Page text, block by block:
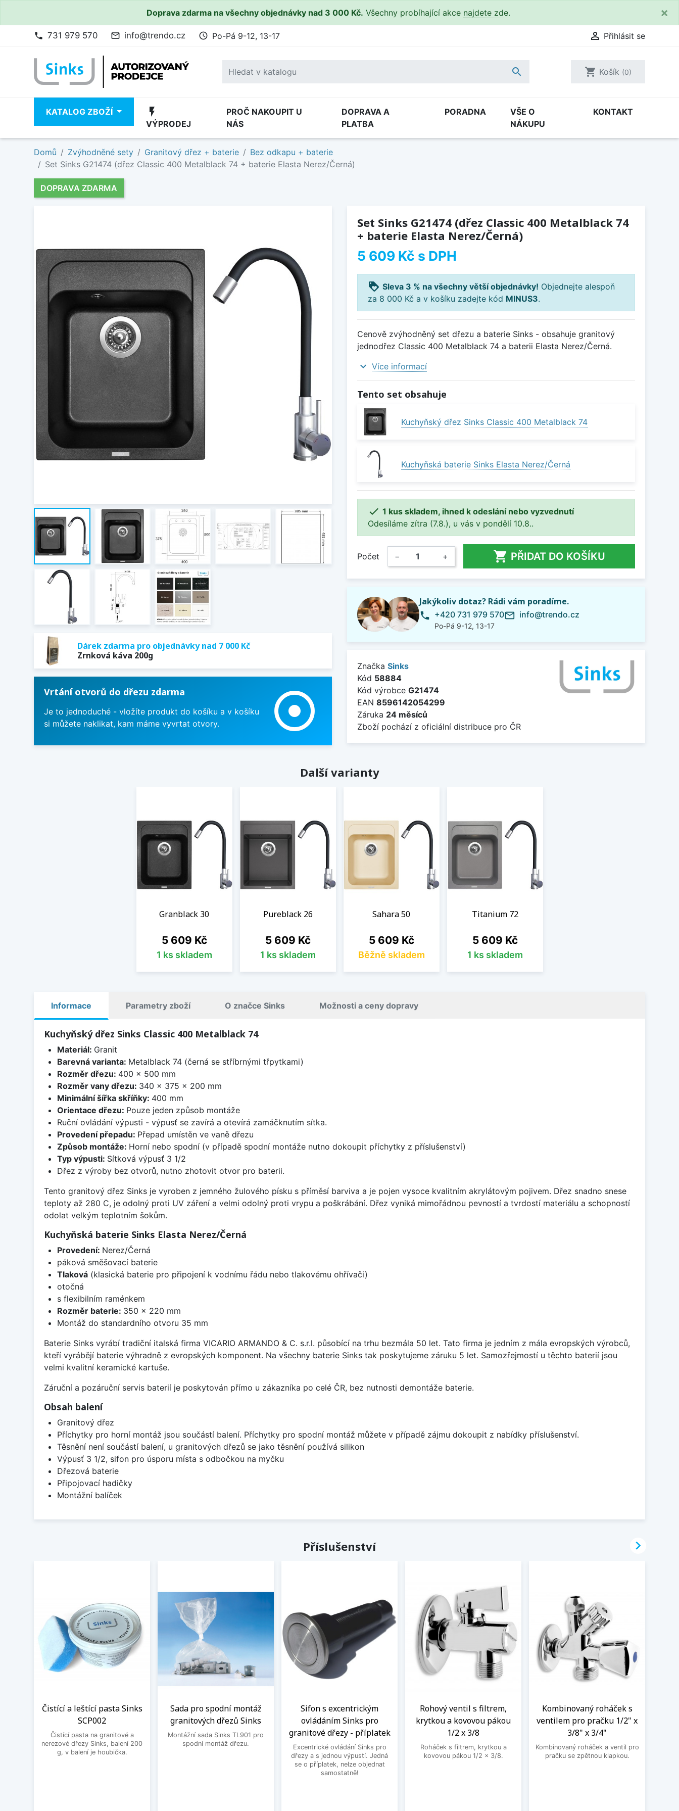
Doprava zdarma na všechny objednávky nad 3 000 Kč. Všechny probíhající akce najdete zde. ×
phone 731 979 570 mail_outline info@trendo.cz access_time Po-Pá 9-12, 13-17  Přihlásit se
 shopping_cart Košík (0)
KATALOG ZBOŽÍ flash_on
VÝPRODEJ
PROČ NAKOUPIT U
NÁS
DOPRAVA A
PLATBA
PORADNA
VŠE O
NÁKUPU
KONTAKT
Domů Zvýhodněné sety Granitový dřez + baterie
Bez odkapu + baterie
Set Sinks G21474 (dřez Classic 400 Metalblack 74 + baterie Elasta Nerez/Černá)
DOPRAVA ZDARMA
Dárek zdarma pro objednávky nad 7 000 Kč
Zrnková káva 200g
Vrtání otvorů do dřezu zdarma
Je to jednoduché - vložíte produkt do košíku a v košíku
si můžete naklikat, kam máme vyvrtat otvory.
adjust
Set Sinks G21474 (dřez Classic 400 Metalblack 74
+ baterie Elasta Nerez/Černá)
5 609 Kč s DPH
loyalty Sleva 3 % na všechny větší objednávky! Objednejte alespoň
za 8 000 Kč a v košíku zadejte kód MINUS3.
Cenově zvýhodněný set dřezu a baterie Sinks - obsahuje granitový
jednodřez Classic 400 Metalblack 74 a baterii Elasta Nerez/Černá.
expand_more Více informací
Tento set obsahuje
Kuchyňský dřez Sinks Classic 400 Metalblack 74
Kuchyňská baterie Sinks Elasta Nerez/Černá
 1 kus skladem, ihned k odeslání nebo vyzvednutí
Odesíláme zítra (7.8.), u vás v pondělí 10.8..
Počet − +  PŘIDAT DO KOŠÍKU
Jakýkoliv dotaz? Rádi vám poradíme.
phone +420 731 979 570
Po-Pá 9-12, 13-17
mail_outline info@trendo.cz
Značka Sinks
Kód 58884
Kód výrobce G21474
EAN 8596142054299
Záruka 24 měsíců
Zboží pochází z oficiální distribuce pro ČR
Další varianty
Granblack 30
Cena
5 609 Kč
1 ks skladem
Pureblack 26
Cena
5 609 Kč
1 ks skladem
Sahara 50
Cena
5 609 Kč
Běžně skladem
Titanium 72
Cena
5 609 Kč
1 ks skladem
Informace Parametry zboží O značce Sinks Možnosti a ceny dopravy
Kuchyňský dřez Sinks Classic 400 Metalblack 74
Materiál: Granit
Barevná varianta: Metalblack 74 (černá se stříbrnými třpytkami)
Rozměr dřezu: 400 x 500 mm
Rozměr vany dřezu: 340 x 375 x 200 mm
Minimální šířka skříňky: 400 mm
Orientace dřezu: Pouze jeden způsob montáže
Ruční ovládání výpusti - výpusť se zavírá a otevírá zamáčknutím sítka.
Provedení přepadu: Přepad umístěn ve vaně dřezu
Způsob montáže: Horní nebo spodní (v případě spodní montáže nutno dokoupit příchytky z příslušenství)
Typ výpusti: Sítková výpusť 3 1/2
Dřez z výroby bez otvorů, nutno zhotovit otvor pro baterii.
Tento granitový dřez Sinks je vyroben z jemného žulového písku s příměsí barviva a je pojen vysoce kvalitním akrylátovým pojivem. Dřez snadno snese
teploty až 280 C, je odolný proti UV záření a velmi odolný proti vrypu a poškrábání. Dřez vyniká mimořádnou pevností a tvrdostí materiálu a schopností
odolat velkým teplotním šokům.
Kuchyňská baterie Sinks Elasta Nerez/Černá
Provedení: Nerez/Černá
páková směšovací baterie
Tlaková(klasická baterie pro připojení k vodnímu řádu nebo tlakovému ohřívači)
otočná
s flexibilním raménkem
Rozměr baterie: 350 x 220 mm
Montáž do standardního otvoru 35 mm
Baterie Sinks vyrábí tradiční italská firma VICARIO ARMANDO & C. s.r.l. působící na trhu bezmála 50 let. Tato firma je jedním z mála evropských výrobců,
kteří vyrábějí baterie výhradně z evropských komponent. Na všechny baterie Sinks tak poskytujeme záruku 5 let. Samozřejmostí u těchto baterií jsou
velmi kvalitní keramické kartuše.
Záruční a pozáruční servis baterií je poskytován přímo u zákazníka po celé ČR, bez nutnosti demontáže baterie.
Obsah balení
Granitový dřez
Příchytky pro horní montáž jsou součástí balení. Příchytky pro spodní montáž můžete v případě zájmu dokoupit z nabídky příslušenství.
Těsnění není součástí balení, u granitových dřezů se jako těsnění používá silikon
Výpusť 3 1/2, sifon pro úsporu místa s odbočkou na myčku
Dřezová baterie
Připojovací hadičky
Montážní balíček
Příslušenství
Čistící a leštící pasta Sinks
SCP002
Čistící pasta na granitové a
nerezové dřezy Sinks, balení 200
g, v balení je houbička.
Sada pro spodní montáž
granitových dřezů Sinks
Montážní sada Sinks TL901 pro
spodní montáž dřezu.
Sifon s excentrickým
ovládáním Sinks pro
granitové dřezy - příplatek
Excentrické ovládání Sinks pro
dřezy a s jednou výpustí. Jedná
se o příplatek, nelze objednat
samostatně!
Rohový ventil s filtrem,
krytkou a kovovou pákou
1/2 x 3/8
Roháček s filtrem, krytkou a
kovovou pákou 1/2 x 3/8.
Kombinovaný roháček s
ventilem pro pračku 1/2" x
3/8" x 3/4"
Kombinovaný roháček a ventil pro
pračku se zpětnou klapkou.
